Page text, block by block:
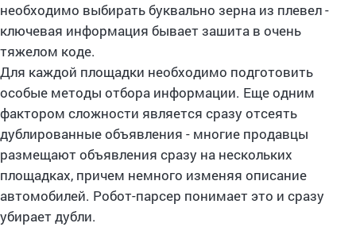
необходимо выбирать буквально зерна из плевел -
ключевая информация бывает зашита в очень
тяжелом коде.
Для каждой площадки необходимо подготовить
особые методы отбора информации. Еще одним
фактором сложности является сразу отсеять
дублированные объявления - многие продавцы
размещают объявления сразу на нескольких
площадках, причем немного изменяя описание
автомобилей. Робот-парсер понимает это и сразу
убирает дубли.